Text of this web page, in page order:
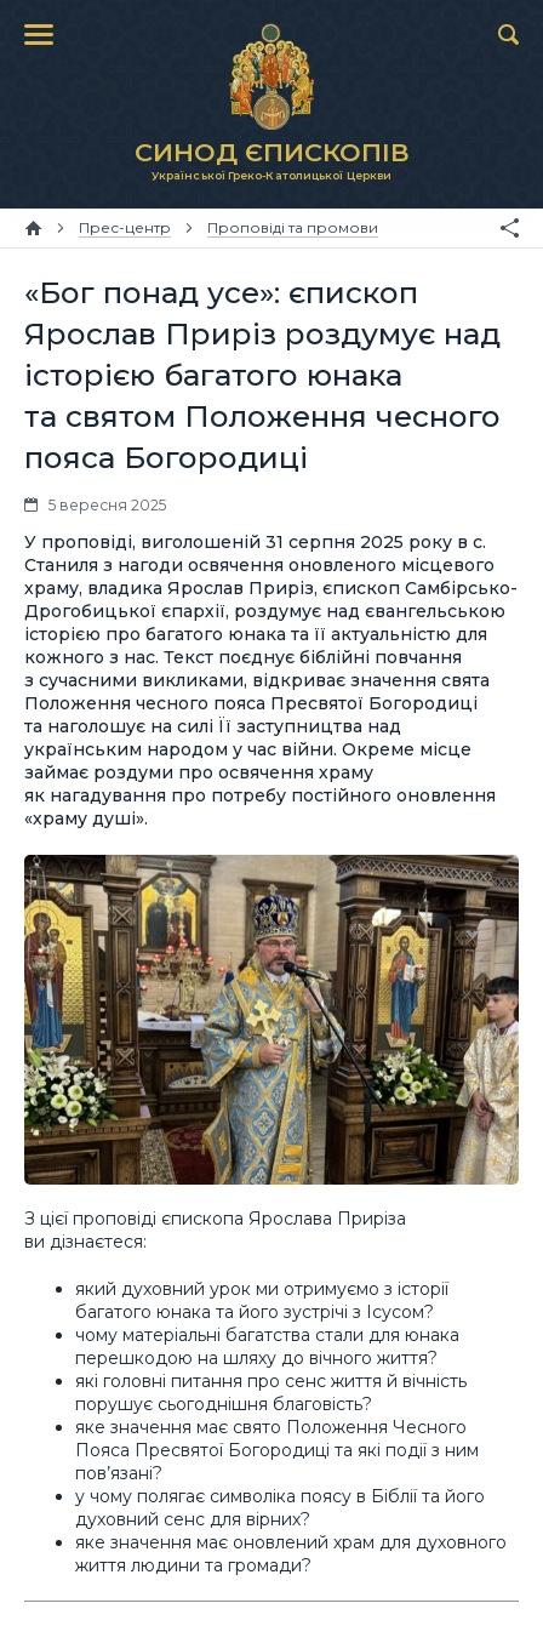
СИНОД ЄПИСКОПІВ
Української Греко-Католицької Церкви
Прес-центр Проповіді та промови
«Бог понад усе»: єпископ
Ярослав Приріз роздумує над
історією багатого юнака
та святом Положення чесного
пояса Богородиці
5 вересня 2025
У проповіді, виголошеній 31 серпня 2025 року в с.
Станиля з нагоди освячення оновленого місцевого
храму, владика Ярослав Приріз, єпископ Самбірсько-
Дрогобицької єпархії, роздумує над євангельською
історією про багатого юнака та її актуальністю для
кожного з нас. Текст поєднує біблійні повчання
з сучасними викликами, відкриває значення свята
Положення чесного пояса Пресвятої Богородиці
та наголошує на силі Її заступництва над
українським народом у час війни. Окреме місце
займає роздуми про освячення храму
як нагадування про потребу постійного оновлення
«храму душі».
З цієї проповіді єпископа Ярослава Приріза
ви дізнаєтеся:
який духовний урок ми отримуємо з історії
багатого юнака та його зустрічі з Ісусом?
чому матеріальні багатства стали для юнака
перешкодою на шляху до вічного життя?
які головні питання про сенс життя й вічність
порушує сьогоднішня благовість?
яке значення має свято Положення Чесного
Пояса Пресвятої Богородиці та які події з ним
пов’язані?
у чому полягає символіка поясу в Біблії та його
духовний сенс для вірних?
яке значення має оновлений храм для духовного
життя людини та громади?